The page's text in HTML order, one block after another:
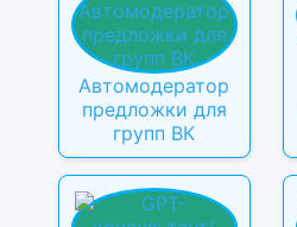
Автомодератор
предложки для
групп ВК